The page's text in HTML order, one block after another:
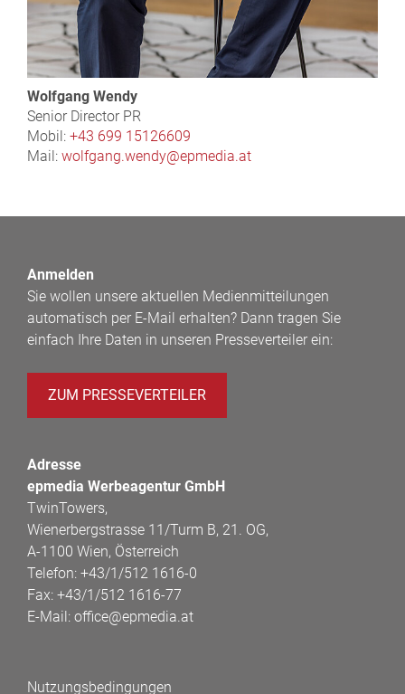
Wolfgang Wendy
Senior Director PR
Mobil: +43 699 15126609
Mail: wolfgang.wendy@epmedia.at
Anmelden
Sie wollen unsere aktuellen Medienmitteilungen
automatisch per E-Mail erhalten? Dann tragen Sie
einfach Ihre Daten in unseren Presseverteiler ein:
ZUM PRESSEVERTEILER
Adresse
epmedia Werbeagentur GmbH
TwinTowers,
Wienerbergstrasse 11/Turm B, 21. OG,
A-1100 Wien, Österreich
Telefon: +43/1/512 1616-0
Fax: +43/1/512 1616-77
E-Mail: office@epmedia.at
Nutzungsbedingungen